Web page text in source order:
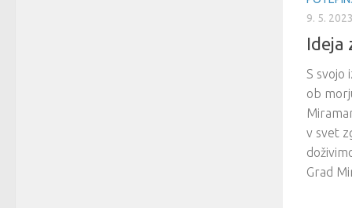
9. 5. 2023
Ideja
S svojo
ob
v svet
Grad